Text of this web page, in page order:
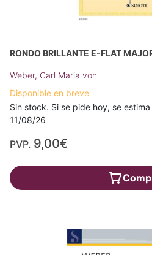
RONDO BRILLANTE E-FLAT
Weber, Carl Maria von
Disponible en breve
Sin stock. Si se pide hoy, se
11/08/26
PVP. 9,00€